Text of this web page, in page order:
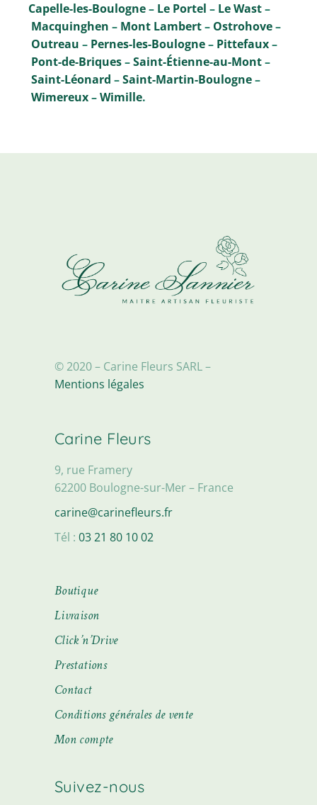
Capelle-les-Boulogne– Le Portel – Le Wast–
Macquinghen – Mont Lambert– Ostrohove–
Outreau – Pernes-les-Boulogne– Pittefaux–
Pont-de-Briques–Saint-Étienne-au-Mont–
Saint-Léonard –Saint-Martin-Boulogne–
Wimereux–Wimille.
© 2020 – Carine Fleurs SARL –
Mentions légales
Carine Fleurs
9, rue Framery
62200 Boulogne-sur-Mer – France
carine@carinefleurs.fr
Tél :03 21 80 10 02
Boutique
Livraison
Click’n’Drive
Prestations
Contact
Conditions générales de vente
Mon compte
Suivez-nous